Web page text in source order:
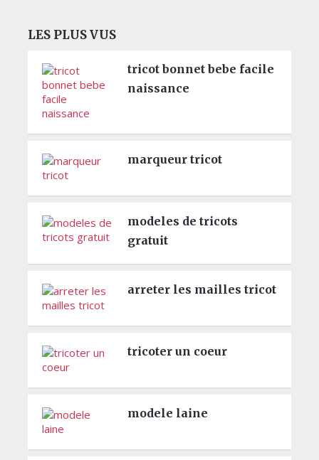
LES PLUS VUS
tricot bonnet bebe facile
naissance
marqueur tricot
modeles de tricots
gratuit
arreter les mailles tricot
tricoter un coeur
modele laine